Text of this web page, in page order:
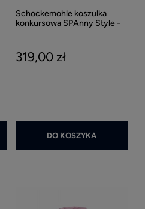
Schockemohle koszulka
konkursowa SPAnny Style -
319,00 zł
DO KOSZYKA